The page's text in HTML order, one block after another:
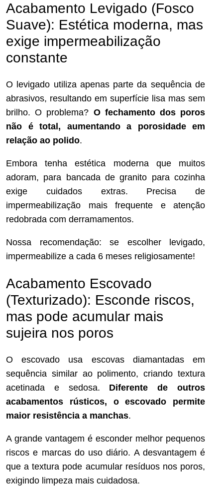
Acabamento Levigado (Fosco
Suave): Estética moderna, mas
exige impermeabilização
constante
O levigado utiliza apenas parte da sequência de
abrasivos, resultando em superfície lisa mas sem
brilho. O problema? O fechamento dos poros
não é total, aumentando a porosidade em
relação ao polido.
Embora tenha estética moderna que muitos
adoram, para bancada de granito para cozinha
exige cuidados extras. Precisa de
impermeabilização mais frequente e atenção
redobrada com derramamentos.
Nossa recomendação: se escolher levigado,
impermeabilize a cada 6 meses religiosamente!
Acabamento Escovado
(Texturizado): Esconde riscos,
mas pode acumular mais
sujeira nos poros
O escovado usa escovas diamantadas em
sequência similar ao polimento, criando textura
acetinada e sedosa. Diferente de outros
acabamentos rústicos, o escovado permite
maior resistência a manchas.
A grande vantagem é esconder melhor pequenos
riscos e marcas do uso diário. A desvantagem é
que a textura pode acumular resíduos nos poros,
exigindo limpeza mais cuidadosa.